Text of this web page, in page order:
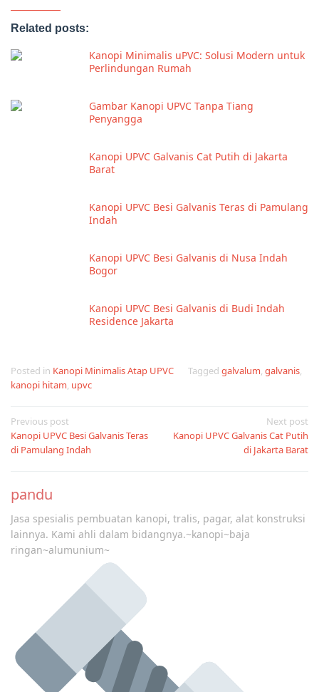
Related posts:
Kanopi Minimalis uPVC: Solusi Modern untuk
Perlindungan Rumah
Gambar Kanopi UPVC Tanpa Tiang
Penyangga
Kanopi UPVC Galvanis Cat Putih di Jakarta
Barat
Kanopi UPVC Besi Galvanis Teras di Pamulang
Indah
Kanopi UPVC Besi Galvanis di Nusa Indah
Bogor
Kanopi UPVC Besi Galvanis di Budi Indah
Residence Jakarta
Posted in Kanopi Minimalis Atap UPVC Tagged galvalum, galvanis,
kanopi hitam, upvc
Post
navigation
Previous post
Kanopi UPVC Besi Galvanis Teras
di Pamulang Indah
Next post
Kanopi UPVC Galvanis Cat Putih
di Jakarta Barat
pandu
Jasa spesialis pembuatan kanopi, tralis, pagar, alat konstruksi
lainnya. Kami ahli dalam bidangnya.~kanopi~baja
ringan~alumunium~